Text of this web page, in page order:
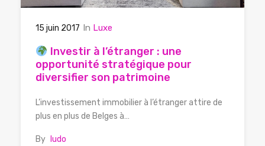
15 juin 2017 In Luxe
Investir à l’étranger : une
opportunité stratégique pour
diversifier son patrimoine
L’investissement immobilier à l’étranger attire de
plus en plus de Belges à…
By ludo